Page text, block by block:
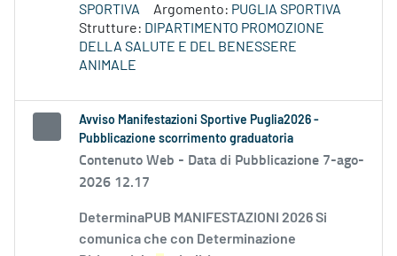
SPORTIVA
Argomento: PUGLIA SPORTIVA
Strutture: DIPARTIMENTO PROMOZIONE
DELLA SALUTE E DEL BENESSERE
ANIMALE
Avviso Manifestazioni Sportive Puglia2026 -
Pubblicazione scorrimento graduatoria
Contenuto Web - Data di Pubblicazione 7-ago-
2026 12.17
DeterminaPUB MANIFESTAZIONI 2026 Si
comunica che con Determinazione